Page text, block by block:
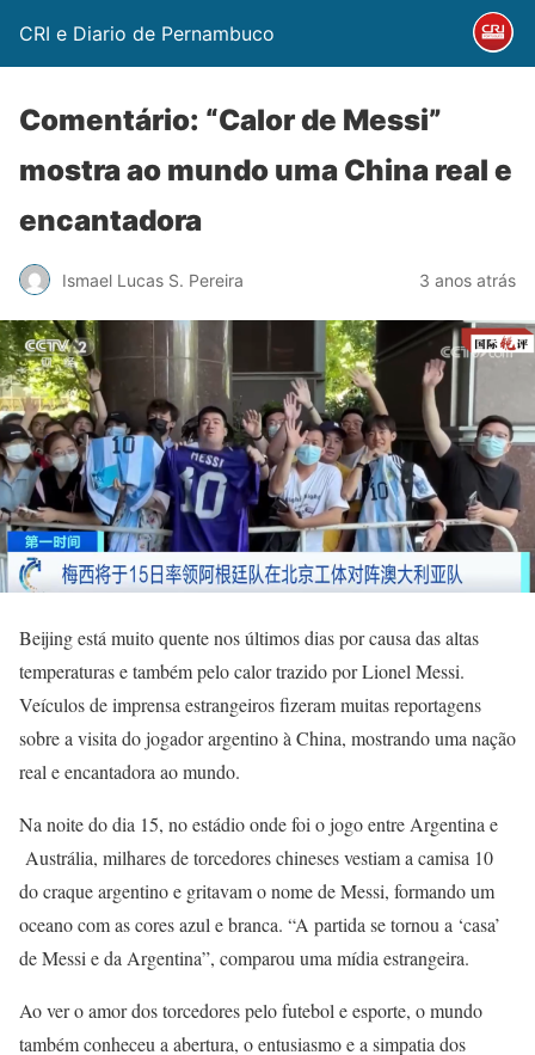
CRI e Diario de Pernambuco
Comentário: “Calor de Messi”
mostra ao mundo uma China real e
encantadora
Ismael Lucas S. Pereira 3 anos atrás
Beijing está muito quente nos últimos dias por causa das altas
temperaturas e também pelo calor trazido por Lionel Messi.
Veículos de imprensa estrangeiros fizeram muitas reportagens
sobre a visita do jogador argentino à China, mostrando uma nação
real e encantadora ao mundo.
Na noite do dia 15, no estádio onde foi o jogo entre Argentina e
Austrália, milhares de torcedores chineses vestiam a camisa 10
do craque argentino e gritavam o nome de Messi, formando um
oceano com as cores azul e branca. “A partida se tornou a ‘casa’
de Messi e da Argentina”, comparou uma mídia estrangeira.
Ao ver o amor dos torcedores pelo futebol e esporte, o mundo
também conheceu a abertura, o entusiasmo e a simpatia dos